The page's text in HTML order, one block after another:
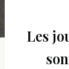
Les